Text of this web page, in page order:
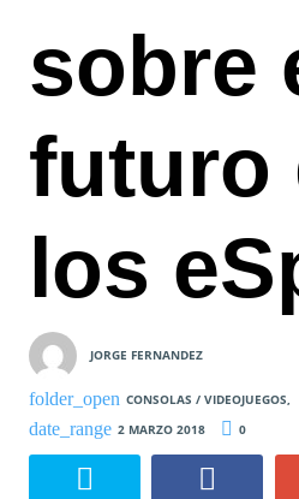
sobre
futuro
los
JORGE FERNANDEZ
CONSOLAS / VIDEOJUEGOS
2 MARZO 2018
0